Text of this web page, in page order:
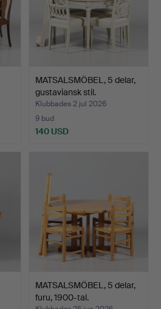
MATSALSMÖBEL, 5 delar,
gustaviansk stil.
Klubbades 2 jul 2026
9 bud
140 USD
MATSALSMÖBEL, 5 delar,
furu, 1900-tal.